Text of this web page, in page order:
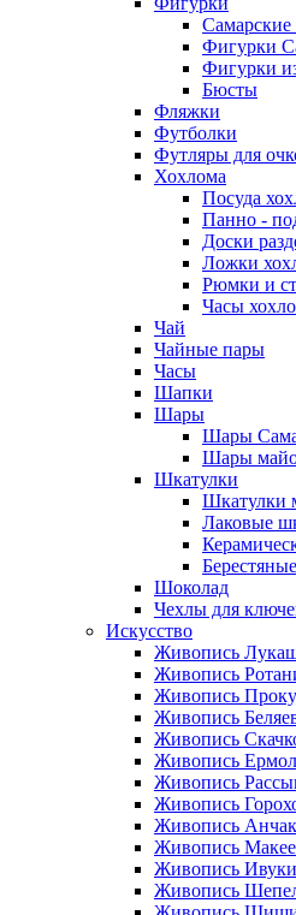
Самарские
Фигурки
Фигурки
Бюсты
Фляжки
Футболки
Футляры для
Хохлома
Посуда
Панно -
Доски
Ложки
Рюмки и
Часы
Чай
Чайные пары
Часы
Шапки
Шары
Шары
Шары
Шкатулки
Шкатулки
Лаковые
Шоколад
Чехлы для
Искусство
Живопись
Живопись
Живопись
Живопись
Живопись
Живопись
Живопись
Живопись
Живопись
Живопись
Живопись
Живопись